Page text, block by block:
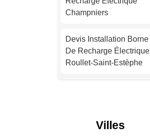
Nice
Installation Borne De
Champniers
Devis Installation Borne
De Recharge Électrique
Roullet-Saint-Estèphe
Villes